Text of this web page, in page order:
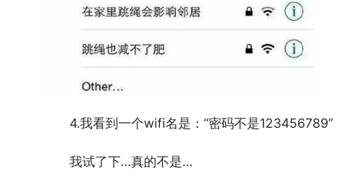
	　　4.我看到一个wifi名是：“密码不是123456789”
	　　我试了下…真的不是…